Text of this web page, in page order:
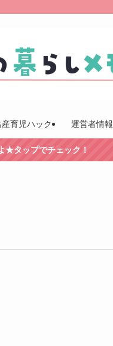
産育児ハック 運営者情報
★タップでチェック！